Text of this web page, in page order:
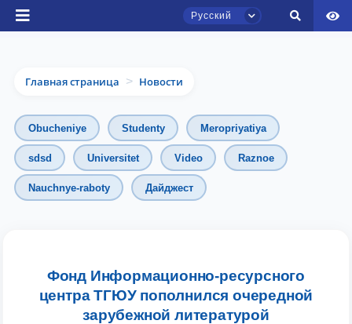
Русский
Главная страница > Новости
Obucheniye Studenty Meropriyatiya
sdsd Universitet Video Raznoe
Nauchnye-raboty Дайджест
Фонд Информационно-ресурсного
центра ТГЮУ пополнился очередной
зарубежной литературой
Чат приёмной комиссии ТГЮУ
Онлайн
Оставляйте здесь свои обращения по
вопросам приёма.